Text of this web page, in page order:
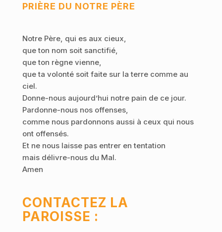
PRIÈRE DU NOTRE PÈRE
Notre Père, qui es aux cieux,
que ton nom soit sanctifié,
que ton règne vienne,
que ta volonté soit faite sur la terre comme au
ciel.
Donne-nous aujourd’hui notre pain de ce jour.
Pardonne-nous nos offenses,
comme nous pardonnons aussi à ceux qui nous
ont offensés.
Et ne nous laisse pas entrer en tentation
mais délivre-nous du Mal.
Amen
CONTACTEZ LA
PAROISSE :